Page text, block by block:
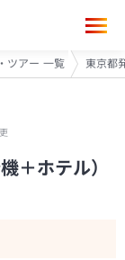
ツアー 一覧 東京都
＋ホテル）